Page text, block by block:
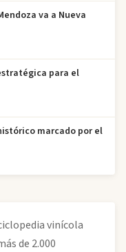
va a Nueva
para el
marcado por el
vinícola
de 2.000